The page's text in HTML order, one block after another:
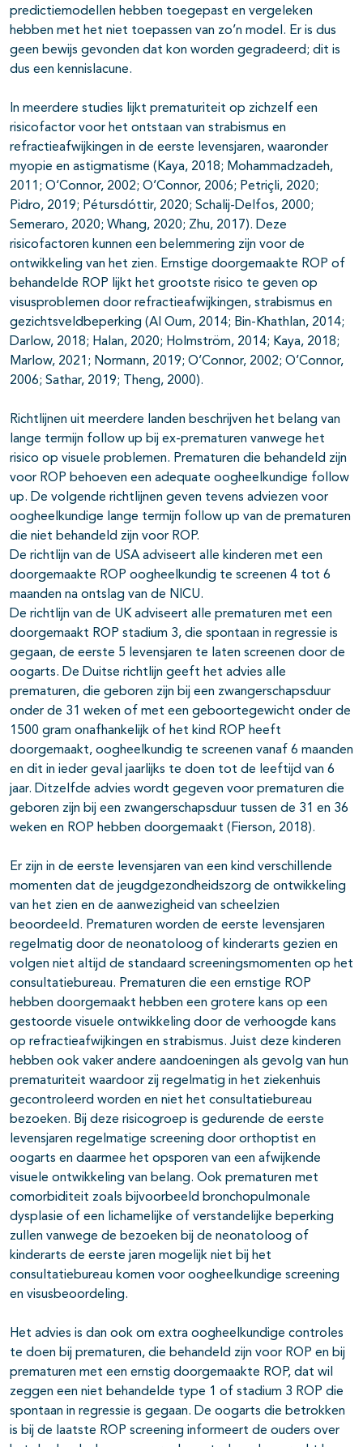
predictiemodellen hebben toegepast en vergeleken
hebben met het niet toepassen van zo’n model. Er is dus
geen bewijs gevonden dat kon worden gegradeerd; dit is
dus een kennislacune.
In meerdere studies lijkt prematuriteit op zichzelf een
risicofactor voor het ontstaan van strabismus en
refractieafwijkingen in de eerste levensjaren, waaronder
myopie en astigmatisme (Kaya, 2018; Mohammadzadeh,
2011; O‘Connor, 2002; O’Connor, 2006; Petriçli, 2020;
Pidro, 2019; Pétursdóttir, 2020; Schalij-Delfos, 2000;
Semeraro, 2020; Whang, 2020; Zhu, 2017). Deze
risicofactoren kunnen een belemmering zijn voor de
ontwikkeling van het zien. Ernstige doorgemaakte ROP of
behandelde ROP lijkt het grootste risico te geven op
visusproblemen door refractieafwijkingen, strabismus en
gezichtsveldbeperking (Al Oum, 2014; Bin-Khathlan, 2014;
Darlow, 2018; Halan, 2020; Holmström, 2014; Kaya, 2018;
Marlow, 2021; Normann, 2019; O’Connor, 2002; O’Connor,
2006; Sathar, 2019; Theng, 2000).
Richtlijnen uit meerdere landen beschrijven het belang van
lange termijn follow up bij ex-prematuren vanwege het
risico op visuele problemen. Prematuren die behandeld zijn
voor ROP behoeven een adequate oogheelkundige follow
up. De volgende richtlijnen geven tevens adviezen voor
oogheelkundige lange termijn follow up van de prematuren
die niet behandeld zijn voor ROP.
De richtlijn van de USA adviseert alle kinderen met een
doorgemaakte ROP oogheelkundig te screenen 4 tot 6
maanden na ontslag van de NICU.
De richtlijn van de UK adviseert alle prematuren met een
doorgemaakt ROP stadium 3, die spontaan in regressie is
gegaan, de eerste 5 levensjaren te laten screenen door de
oogarts. De Duitse richtlijn geeft het advies alle
prematuren, die geboren zijn bij een zwangerschapsduur
onder de 31 weken of met een geboortegewicht onder de
1500 gram onafhankelijk of het kind ROP heeft
doorgemaakt, oogheelkundig te screenen vanaf 6 maanden
en dit in ieder geval jaarlijks te doen tot de leeftijd van 6
jaar. Ditzelfde advies wordt gegeven voor prematuren die
geboren zijn bij een zwangerschapsduur tussen de 31 en 36
weken en ROP hebben doorgemaakt (Fierson, 2018).
Er zijn in de eerste levensjaren van een kind verschillende
momenten dat de jeugdgezondheidszorg de ontwikkeling
van het zien en de aanwezigheid van scheelzien
beoordeeld. Prematuren worden de eerste levensjaren
regelmatig door de neonatoloog of kinderarts gezien en
volgen niet altijd de standaard screeningsmomenten op het
consultatiebureau. Prematuren die een ernstige ROP
hebben doorgemaakt hebben een grotere kans op een
gestoorde visuele ontwikkeling door de verhoogde kans
op refractieafwijkingen en strabismus. Juist deze kinderen
hebben ook vaker andere aandoeningen als gevolg van hun
prematuriteit waardoor zij regelmatig in het ziekenhuis
gecontroleerd worden en niet het consultatiebureau
bezoeken. Bij deze risicogroep is gedurende de eerste
levensjaren regelmatige screening door orthoptist en
oogarts en daarmee het opsporen van een afwijkende
visuele ontwikkeling van belang. Ook prematuren met
comorbiditeit zoals bijvoorbeeld bronchopulmonale
dysplasie of een lichamelijke of verstandelijke beperking
zullen vanwege de bezoeken bij de neonatoloog of
kinderarts de eerste jaren mogelijk niet bij het
consultatiebureau komen voor oogheelkundige screening
en visusbeoordeling.
Het advies is dan ook om extra oogheelkundige controles
te doen bij prematuren, die behandeld zijn voor ROP en bij
prematuren met een ernstig doorgemaakte ROP, dat wil
zeggen een niet behandelde type 1 of stadium 3 ROP die
spontaan in regressie is gegaan. De oogarts die betrokken
is bij de laatste ROP screening informeert de ouders over